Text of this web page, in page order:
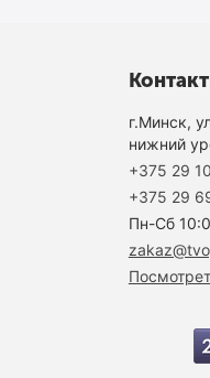
г.Минск,
нижний
+375 29
+375 29
Пн-Cб